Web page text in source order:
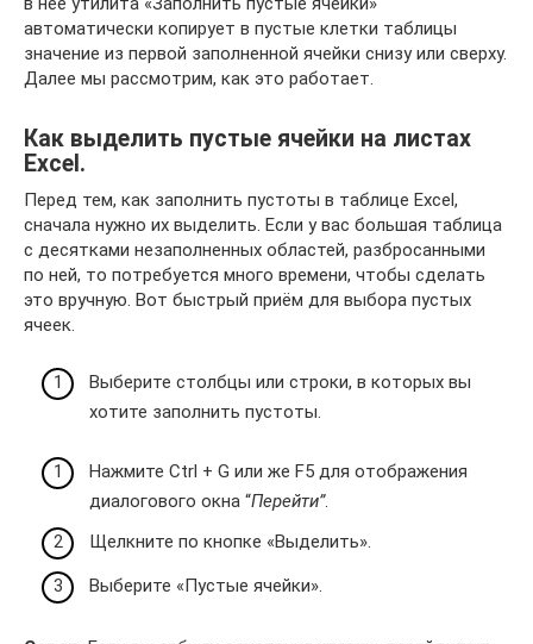
автоматически копирует в пустые клетки таблицы
значение из первой заполненной ячейки снизу или сверху.
Далее мы рассмотрим, как это работает.
Как выделить пустые ячейки на листах
Excel.
Перед тем, как заполнить пустоты в таблице Excel,
сначала нужно их выделить. Если у вас большая таблица
с десятками незаполненных областей, разбросанными
по ней, то потребуется много времени, чтобы сделать
это вручную. Вот быстрый приём для выбора пустых
ячеек.
Выберите столбцы или строки, в которых вы
хотите заполнить пустоты.
Нажмите Ctrl + G или же F5 для отображения
диалогового окна “Перейти”.
Щелкните по кнопке «Выделить».
Выберите «Пустые ячейки».